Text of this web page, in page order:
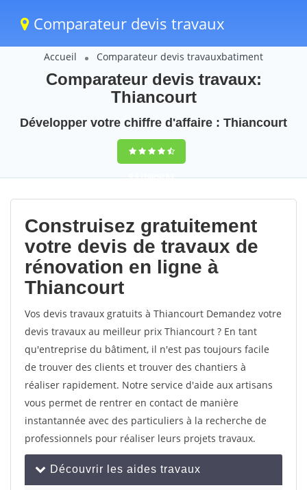
Comparateur devis travaux
Accueil Comparateur devis travauxbatiment
Comparateur devis travaux:
Thiancourt
Développer votre chiffre d'affaire : Thiancourt
9,5(100%)83
votes
Construisez gratuitement
votre devis de travaux de
rénovation en ligne à
Thiancourt
Vos devis travaux gratuits à Thiancourt Demandez votre
devis travaux au meilleur prix Thiancourt ? En tant
qu'entreprise du bâtiment, il n'est pas toujours facile
de trouver des clients et trouver des chantiers à
réaliser rapidement. Notre service d'aide aux artisans
vous permet de rentrer en contact de manière
instantannée avec des particuliers à la recherche de
professionnels pour réaliser leurs projets travaux.